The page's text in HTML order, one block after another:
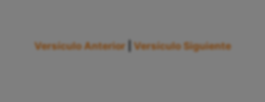
Versículo Anterior Versículo Siguiente